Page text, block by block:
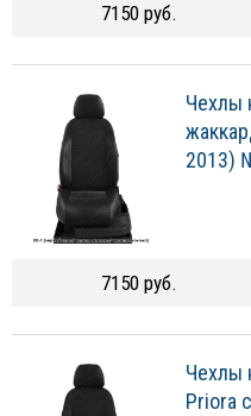
7150 руб.
Чехлы
2013)
7150 руб.
Чехлы
Priora